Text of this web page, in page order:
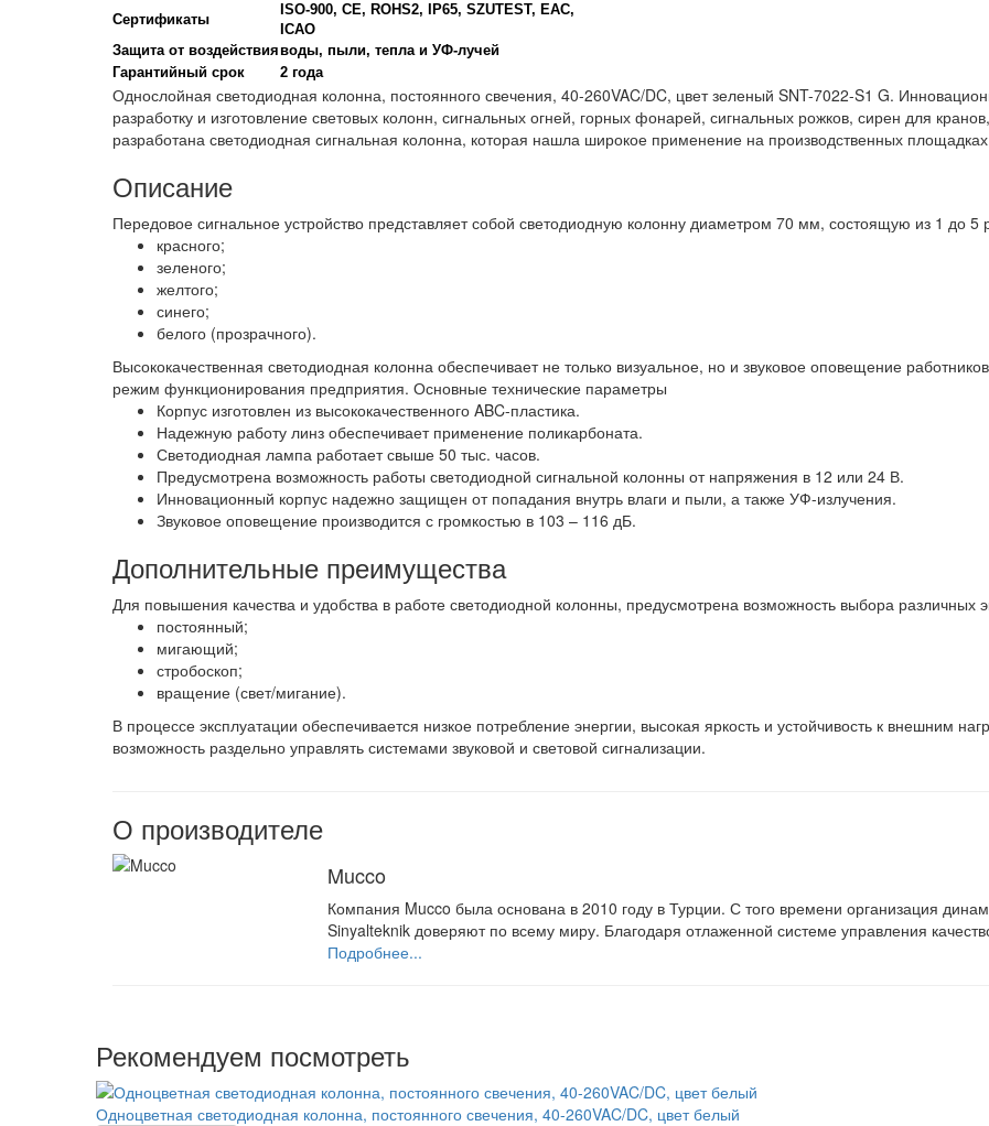
Сертификаты
ISO-900, CE, ROHS2, IP65, SZUTEST, EAC,
ICAO
Защита от воздействияводы, пыли, тепла и УФ-лучей
Гарантийный срок
2 года
Однослойная светодиодная колонна, постоянного свечения, 40-260VAC/DC, цвет зеленый SNT-7022-S1 G.
разработку и изготовление световых колонн, сигнальных огней, горных фонарей, сигнальных рожков, сирен для
разработана светодиодная сигнальная колонна, которая нашла широкое применение на производственных
Описание
Передовое сигнальное устройство представляет собой светодиодную колонну диаметром 70 мм, состоящую из 1 до
красного;
зеленого;
желтого;
синего;
белого (прозрачного).
Высококачественная светодиодная колонна обеспечивает не только визуальное, но и звуковое оповещение
режим функционирования предприятия. Основные технические параметры
Корпус изготовлен из высококачественного ABC-пластика.
Надежную работу линз обеспечивает применение поликарбоната.
Светодиодная лампа работает свыше 50 тыс. часов.
Предусмотрена возможность работы светодиодной сигнальной колонны от напряжения в 12 или 24 В.
Инновационный корпус надежно защищен от попадания внутрь влаги и пыли, а также УФ-излучения.
Звуковое оповещение производится с громкостью в 103 – 116 дБ.
Дополнительные преимущества
Для повышения качества и удобства в работе светодиодной колонны, предусмотрена возможность выбора различных
постоянный;
мигающий;
стробоскоп;
вращение (свет/мигание).
В процессе эксплуатации обеспечивается низкое потребление энергии, высокая яркость и устойчивость к внешним
возможность раздельно управлять системами звуковой и световой сигнализации.
О производителе
Mucco
Компания Mucco была основана в 2010 году в Турции. С того времени организация
Sinyalteknik доверяют по всему миру. Благодаря отлаженной системе управления
Подробнее...
Рекомендуем посмотреть
Одноцветная светодиодная колонна, постоянного свечения, 40-260VAC/DC, цвет белый